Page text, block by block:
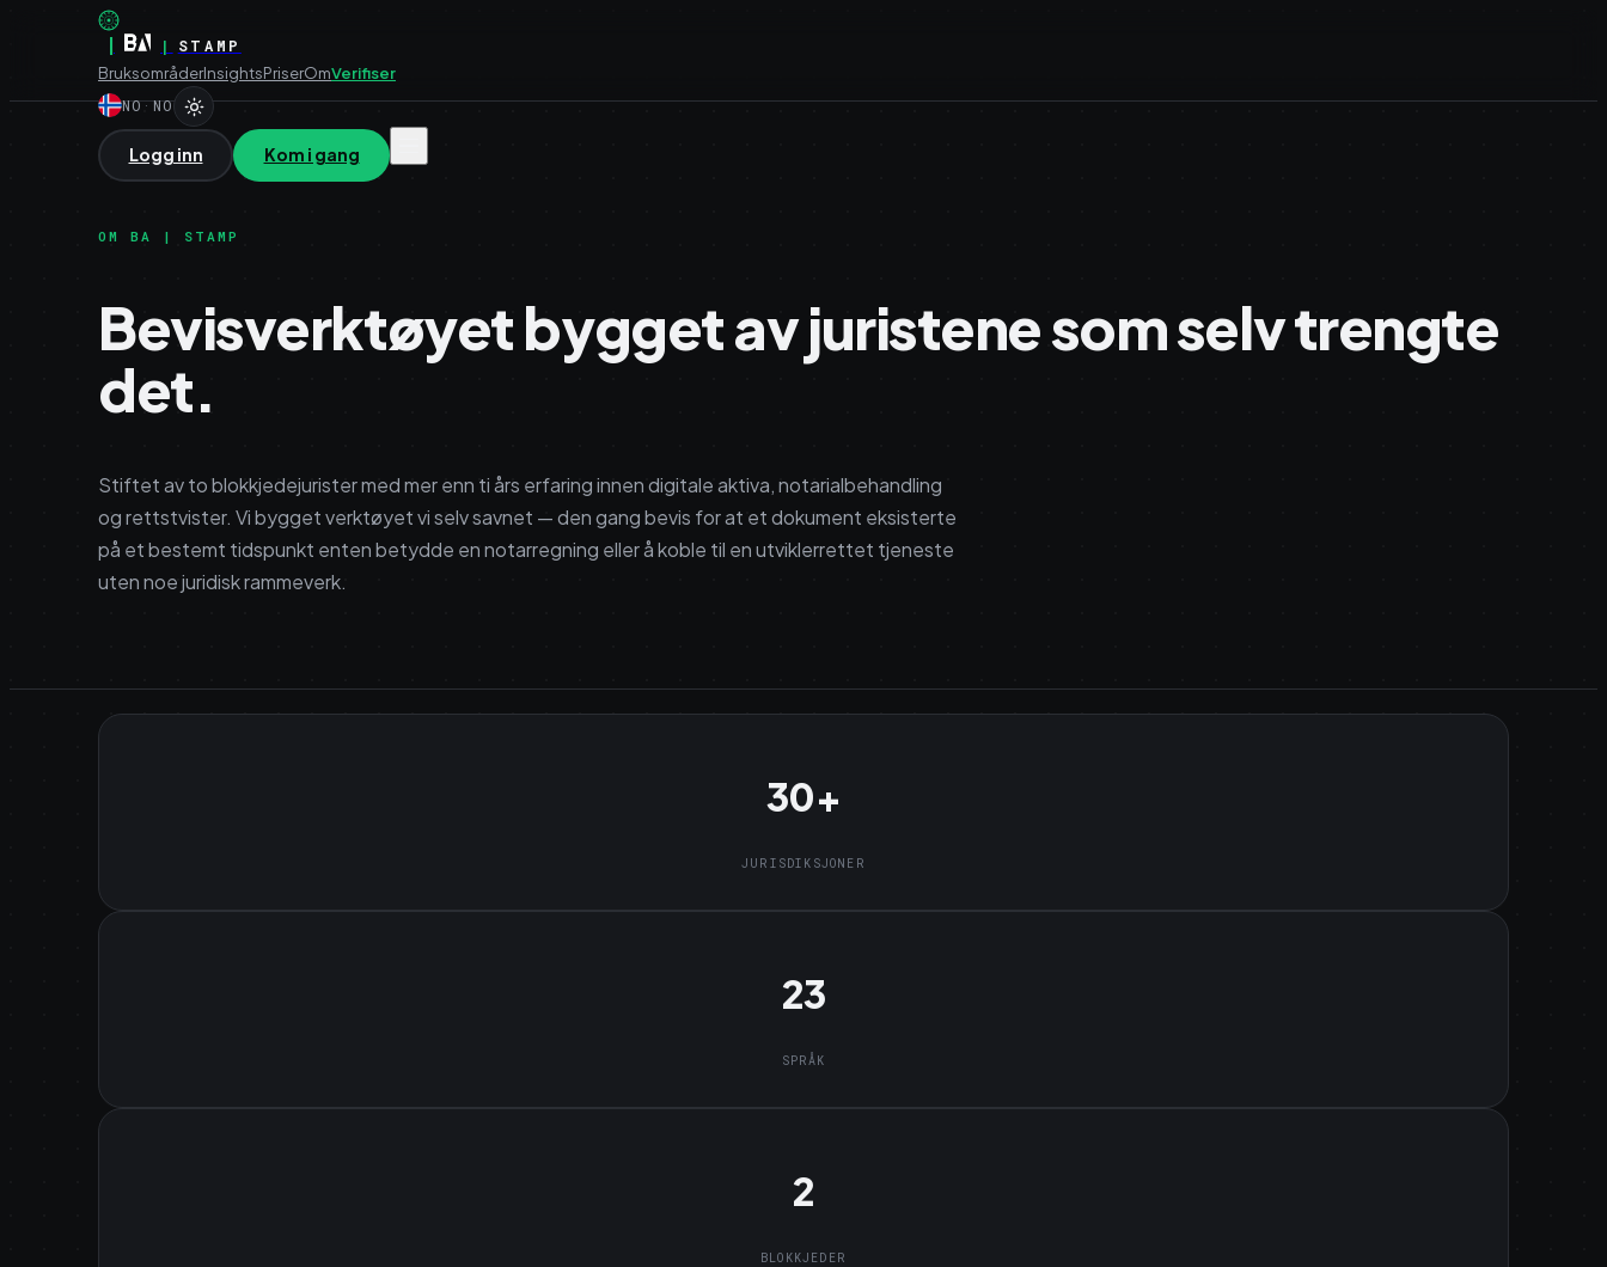
| |
STAMP
BruksområderInsightsPriserOmVerifiser
NO·NO
Logg inn Kom i gang
OM BA | STAMP
Bevisverktøyet bygget av juristene som selv trengte
det.
Stiftet av to blokkjedejurister med mer enn ti års erfaring innen digitale aktiva, notarialbehandling
og rettstvister. Vi bygget verktøyet vi selv savnet — den gang bevis for at et dokument eksisterte
på et bestemt tidspunkt enten betydde en notarregning eller å koble til en utviklerrettet tjeneste
uten noe juridisk rammeverk.
30+
JURISDIKSJONER
23
SPRÅK
2
BLOKKJEDER